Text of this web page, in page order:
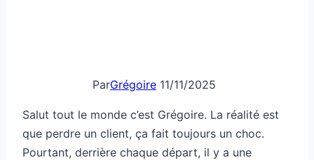
ParGrégoire 11/11/2025
Salut tout le monde c’est Grégoire. La réalité est
que perdre un client, ça fait toujours un choc.
Pourtant, derrière chaque départ, il y a une